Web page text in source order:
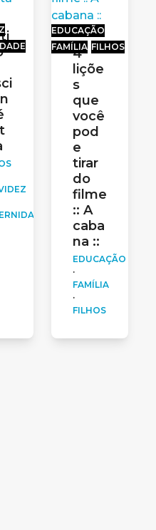
EDUCAÇÃO
FAMÍLIA FILHOS
4
liçõe
s
que
você
pod
e
tirar
do
filme
:: A
caba
na ::
EDUCAÇÃO
·
FAMÍLIA
·
FILHOS